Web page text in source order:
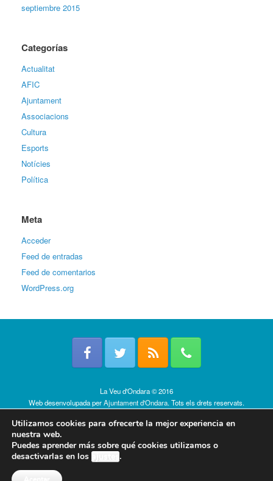
septiembre 2015
Categorías
Actualitat
AFIC
Ajuntament
Associacions
Cultura
Esports
Notícies
Política
Meta
Acceder
Feed de entradas
Feed de comentarios
WordPress.org
La Veu d'Ondara © 2016
Web desenvolupada perAjuntament d'Ondara. Tots els drets reservats.
Utilizamos cookies para ofrecerte la mejor experiencia en
nuestra web.
Puedes aprender más sobre qué cookies utilizamos o
desactivarlas en los ajustes.